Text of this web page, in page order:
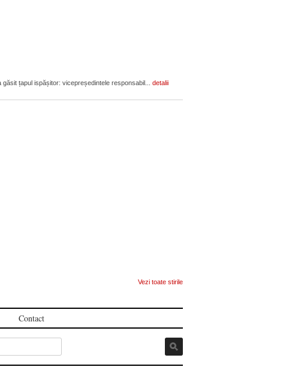
țapul ispășitor: vicepreședintele responsabil... detalii
Vezi toate stirile
Contact